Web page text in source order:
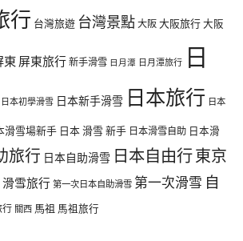
行 台灣旅遊 台灣景點大阪大阪旅行大阪
東 屏東旅行新手滑雪 日月潭 日月潭旅行 日
日本初學滑雪 日本新手滑雪 日本旅行 日本
滑雪場新手 日本 滑雪 新手 日本滑雪自助 日本滑
旅行 日本自助滑雪 日本自由行東京
滑雪旅行 第一次日本自助滑雪 第一次滑雪 自
行 關西 馬祖 馬祖旅行